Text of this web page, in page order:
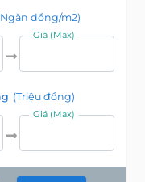
đồng/m2)
Giá (Max)
(Triệu đồng)
Giá (Max)